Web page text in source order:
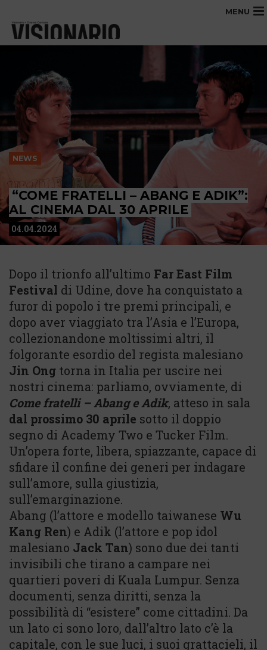
MENU
NEWS
“COME FRATELLI – ABANG E ADIK”:
AL CINEMA DAL 30 APRILE
04.04.2024
Dopo il trionfo all’ultimo Far East Film
Festival di Udine, dove ha conquistato a
furor di popolo i tre premi principali, e
dopo aver viaggiato tra l’Asia e l’Europa,
collezionandone moltissimi altri, il
folgorante esordio del regista malesiano
Jin Ong torna in Italia per uscire nei
nostri cinema: parliamo, ovviamente, di
Come fratelli – Abang e Adik, atteso in sala
dal prossimo 30 aprile sotto il doppio
segno di Academy Two e Tucker Film.
Un’opera forte, libera, spiazzante, capace di
sfidare il confine dei generi per indagare
sull’amore, sulla giustizia,
sull’emarginazione.
Abang (l’attore e modello taiwanese Wu
Kang Ren) e Adik (l’attore e pop idol
malesiano Jack Tan) sono due dei tanti
invisibili che tirano a campare nei
quartieri poveri di Kuala Lumpur. Senza
documenti, senza diritti, senza la
possibilità di “esistere” come cittadini. Da
un lato ci sono loro, dall’altro lato c’è la
capitale, con le sue luci, i suoi grattacieli, il